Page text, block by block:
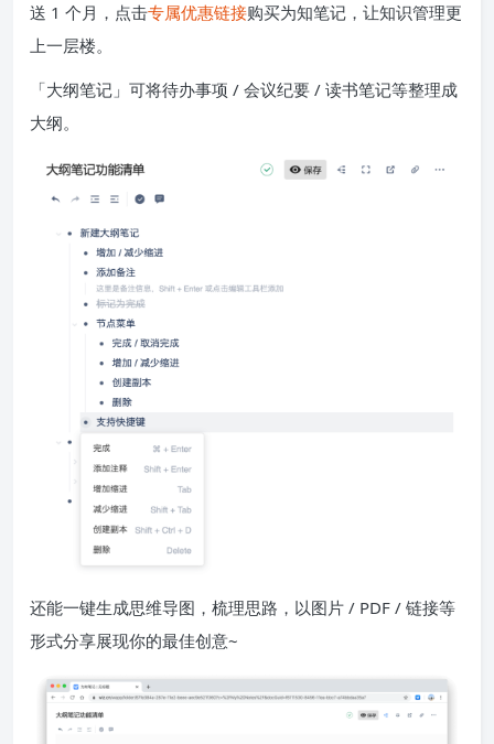
送 1 个月，点击专属优惠链接购买为知笔记，让知识管理更
上一层楼。
「大纲笔记」可将待办事项 / 会议纪要 / 读书笔记等整理成
大纲。
还能一键生成思维导图，梳理思路，以图片 / PDF / 链接等
形式分享展现你的最佳创意~